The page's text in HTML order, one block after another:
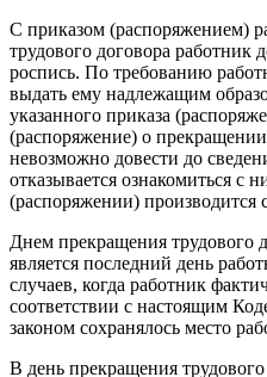
С приказом (распоряжением)
трудового договора работник
роспись. По требованию
выдать ему надлежащим
указанного приказа
(распоряжение) о прекращении
невозможно довести до
отказывается ознакомиться с
(распоряжении) производится
Днем прекращения трудового
является последний день
случаев, когда работник
соответствии с настоящим
законом сохранялось место
В день прекращения трудового